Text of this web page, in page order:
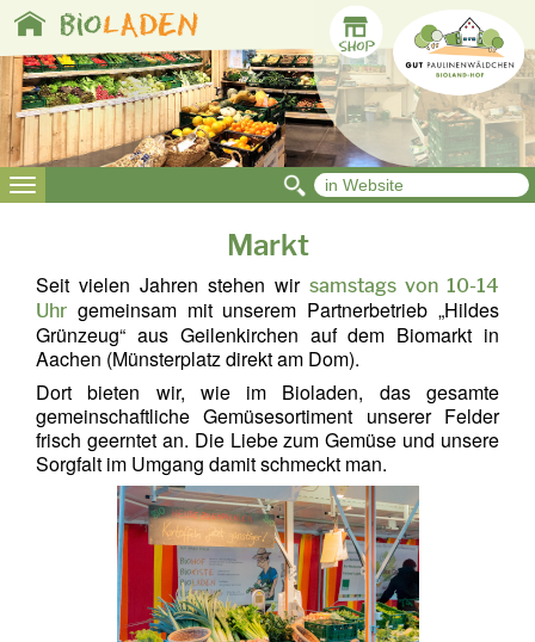
Toggle
navigation
bioLADEN
Toggle
navigation
Markt
Seit vielen Jahren stehen wir samstags von 10-14
Uhr gemeinsam mit unserem Partnerbetrieb „Hildes
Grünzeug“ aus Geilenkirchen auf dem Biomarkt in
Aachen (Münsterplatz direkt am Dom).
Dort bieten wir, wie im Bioladen, das gesamte
gemeinschaftliche Gemüsesortiment unserer Felder
frisch geerntet an. Die Liebe zum Gemüse und unsere
Sorgfalt im Umgang damit schmeckt man.